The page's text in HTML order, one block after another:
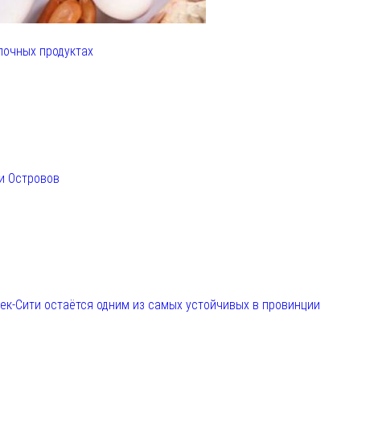
продуктах
Островов
Сити остаётся одним из самых устойчивых в провинции